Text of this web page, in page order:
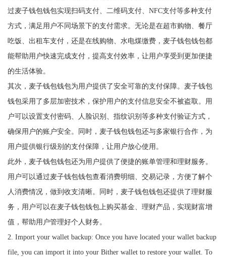
过麦子钱包钱包实现扫码支付、二维码支付、NFC支付等多种支付
方式，满足用户不同场景下的支付需求。无论是在超市购物、餐厅
吃饭、出租车支付，还是在线购物、水电煤缴费，麦子钱包钱包都
能帮助用户快速完成支付，提高支付效率，让用户享受到更加便捷
的生活体验。
其次，麦子钱包钱包为用户提供了安全可靠的支付保障。麦子钱包
钱包采用了多层加密技术，保护用户的支付信息安全不被盗取。用
户可以设置支付密码、人脸识别、指纹识别等多种支付验证方式，
确保用户的账户安全。同时，麦子钱包钱包还与多家银行合作，为
用户提供银行级别的支付保障，让用户放心使用。
此外，麦子钱包钱包还为用户提供了便捷的账单管理和理财服务。
用户可以通过麦子钱包钱包查看消费明细、交易记录，方便了解个
人消费情况，做到收支清晰。同时，麦子钱包钱包还提供了理财服
务，用户可以在麦子钱包钱包上购买基金、理财产品，实现财富增
值，帮助用户管理好个人财务。
2. Import your wallet backup: Once you have located your wallet backup
file, you can import it into your Bither wallet to restore your wallet. To